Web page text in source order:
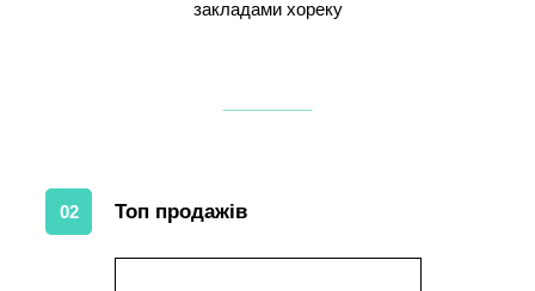
закладами хореку
02 Топ продажів